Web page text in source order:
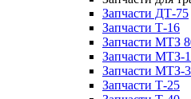
Запчасти ДТ-75
Запчасти Т-16
Запчасти МТЗ
Запчасти МТЗ-
Запчасти МТЗ-
Запчасти Т-25